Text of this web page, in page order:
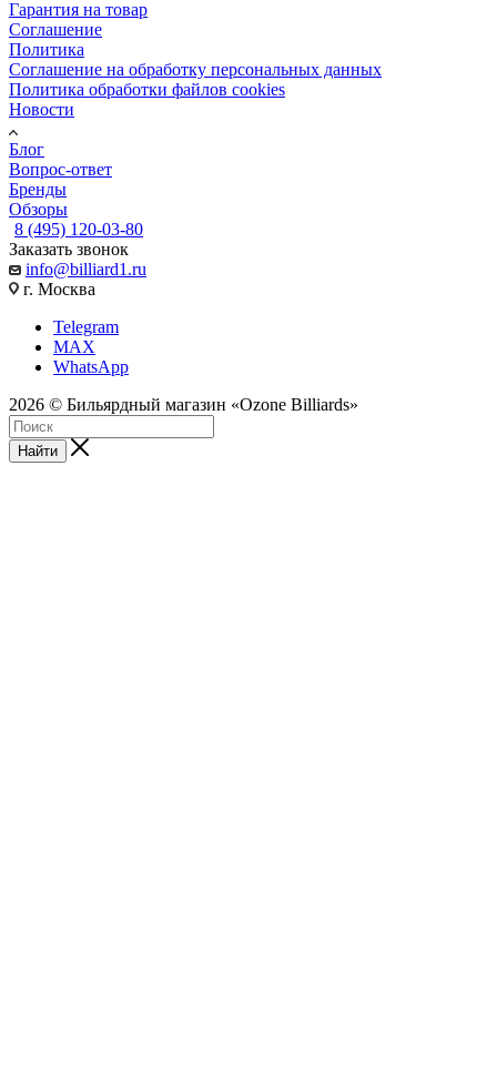
Гарантия на товар
Соглашение
Политика
Соглашение на обработку персональных данных
Политика обработки файлов cookies
Новости
Блог
Вопрос-ответ
Бренды
Обзоры
8 (495) 120-03-80
Заказать звонок
info@billiard1.ru
г. Москва
Telegram
MAX
WhatsApp
2026 © Бильярдный магазин «Ozone Billiards»
Найти